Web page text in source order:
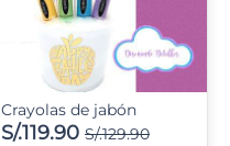
Crayolas de jabón
S/.119.90 S/.129.90